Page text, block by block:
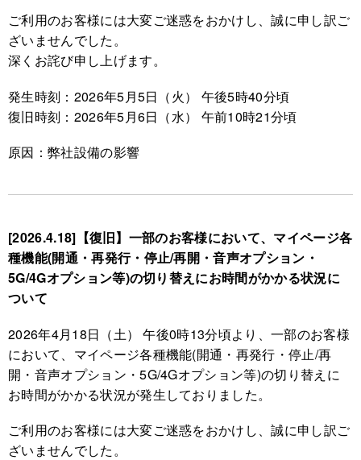
ご利用のお客様には大変ご迷惑をおかけし、誠に申し訳ご
ざいませんでした。
深くお詫び申し上げます。
発生時刻：2026年5月5日（火） 午後5時40分頃
復旧時刻：2026年5月6日（水） 午前10時21分頃
原因：弊社設備の影響
[2026.4.18]【復旧】一部のお客様において、マイページ各
種機能(開通・再発行・停止/再開・音声オプション・
5G/4Gオプション等)の切り替えにお時間がかかる状況に
ついて
2026年4月18日（土） 午後0時13分頃より、一部のお客様
において、マイページ各種機能(開通・再発行・停止/再
開・音声オプション・5G/4Gオプション等)の切り替えに
お時間がかかる状況が発生しておりました。
ご利用のお客様には大変ご迷惑をおかけし、誠に申し訳ご
ざいませんでした。